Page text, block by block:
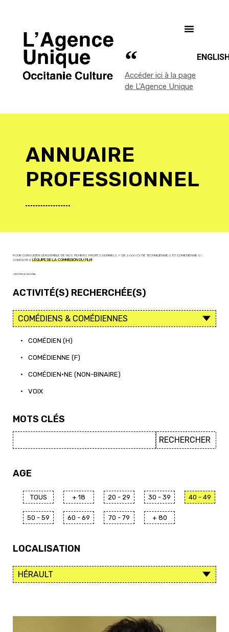
Accéder ici à la page
de L'Agence Unique
ANNUAIRE
PROFESSIONNEL
POUR CONSULTER L'ENSEMBLE DE NOS FICHIERS PROFESSIONNELS (+ DE 2 000 CV DE TECHNICIEN·NE·S ET COMÉDIEN·NE·S),
CONTACTEZ L'ÉQUIPE DE LA COMMISSION DU FILM
< RETOUR À L'ACCUEIL
ACTIVITÉ(S) RECHERCHÉE(S)
• COMÉDIEN (H)
• COMÉDIENNE (F)
• COMÉDIEN·NE (NON-BINAIRE)
• VOIX
MOTS CLÉS
AGE
TOUS + 18 20 - 29 30 - 39 40 - 49
50 - 59 60 - 69 70 - 79 + 80
LOCALISATION